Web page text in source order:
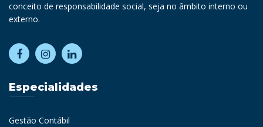
conceito de responsabilidade social, seja no âmbito interno ou
externo.
Especialidades
Gestão Contábil